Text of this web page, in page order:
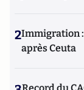
2Immigration
après Ceuta